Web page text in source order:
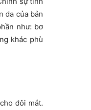
da của bản
như: bơ
khác phù
đôi mắt.